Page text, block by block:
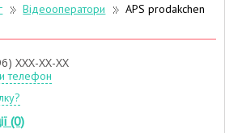
Відеооператори
APS prodakchen
XXX-XX-XX
телефон
(0)